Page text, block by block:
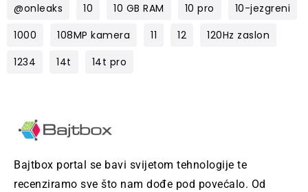
@onleaks
10 10 GB RAM 10 pro
10-jezgreni
1000
108MP kamera 11 12
120Hz zaslon
1234
14t 14t pro
Bajtbox portal se bavi svijetom tehnologije te
recenziramo sve što nam dođe pod povećalo. Od